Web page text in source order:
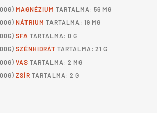
MAGNÉZIUM TARTALMA: 56 MG
NÁTRIUM TARTALMA: 19 MG
SFA TARTALMA: 0 G
SZÉNHIDRÁT TARTALMA: 21 G
VAS TARTALMA: 2 MG
ZSÍR TARTALMA: 2 G